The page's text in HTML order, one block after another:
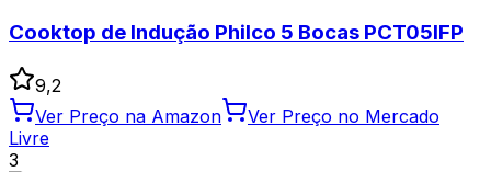
Cooktop de Indução Philco 5 Bocas PCT05IFP
9,2
Ver Preço na Amazon
Ver Preço no Mercado
Livre
3